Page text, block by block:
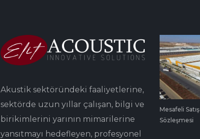
Akustik sektöründeki faaliyetlerine,
sektörde uzun yıllar çalışan, bilgi ve
birikimlerini yarının mimarilerine
yansıtmayı hedefleyen, profesyonel
Mesafeli Satış
Sözleşmesi